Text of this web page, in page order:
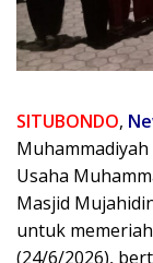
SITUBONDO,
Muhammadiyah
Usaha
Masjid
untuk
(24/6/2026),